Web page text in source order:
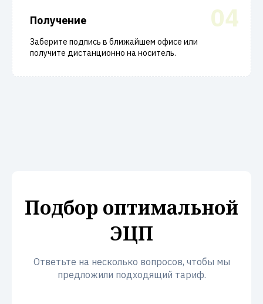
04
Получение
Заберите подпись в ближайшем офисе или
получите дистанционно на носитель.
Подбор оптимальной
ЭЦП
Ответьте на несколько вопросов, чтобы мы
предложили подходящий тариф.